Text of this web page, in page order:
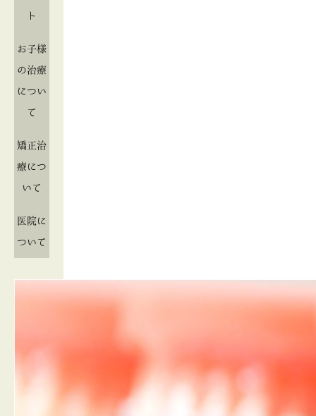
ト
お子様
の治療
につい
て
矯正治
療につ
いて
医院に
ついて